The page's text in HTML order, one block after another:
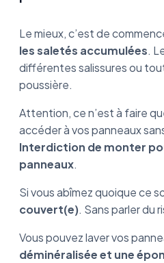
Le mieux, c’est de
les saletés accumulées.
différentes salissures ou
poussière.
Attention, ce n’est à faire
accéder à vos panneaux
Interdiction de monter
panneaux.
Si vous abîmez quoique ce
couvert(e). Sans parler du
Vous pouvez laver vos
déminéralisée et une